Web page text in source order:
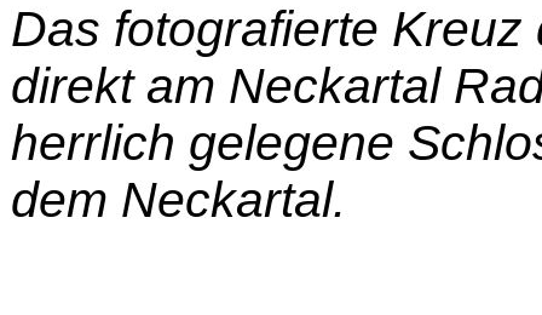
Das fotografierte
direkt am Neckartal
herrlich gelegene
dem Neckartal.